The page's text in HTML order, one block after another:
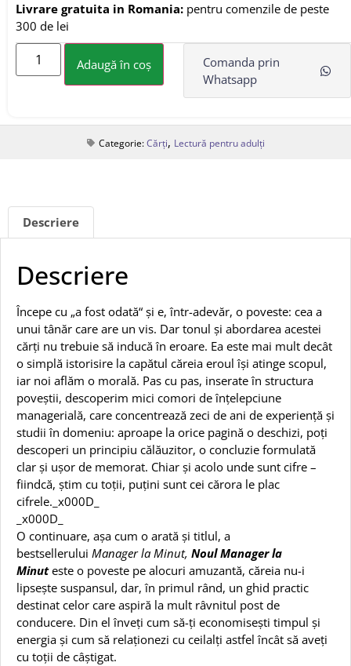
Livrare gratuita in Romania: pentru comenzile de peste
300 de lei
Adaugă în coș
Comanda prin
Whatsapp
Categorie:Cărți, Lectură pentru adulți
Descriere
Descriere
Începe cu „a fost odată“ și e, într-adevăr, o poveste: cea a
unui tânăr care are un vis. Dar tonul și abordarea acestei
cărți nu trebuie să inducă în eroare. Ea este mai mult decât
o simplă istorisire la capătul căreia eroul își atinge scopul,
iar noi aflăm o morală. Pas cu pas, inserate în structura
poveștii, descoperim mici comori de înțe­lepciune
managerială, care concentrează zeci de ani de experiență și
studii în domeniu: aproape la orice pagină o deschizi, poți
descoperi un principiu călăuzitor, o concluzie formulată
clar și ușor de memorat. Chiar și acolo unde sunt cifre –
fiindcă, știm cu toții, puțini sunt cei cărora le plac
cifrele._x000D_
_x000D_
O continuare, așa cum o arată și titlul, a
bestsellerului Manager la Minut, Noul Manager la
Minuteste o poveste pe alocuri amuzantă, căreia nu-i
lipsește suspansul, dar, în primul rând, un ghid practic
destinat celor care aspiră la mult râvnitul post de
conducere. Din el înveți cum să-ți economisești timpul și
energia și cum să relaționezi cu ceilalți astfel încât să aveți
cu toții de câștigat.